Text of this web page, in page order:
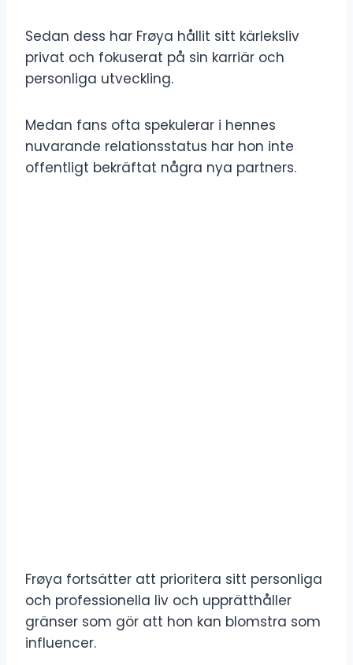
Sedan dess har Frøya hållit sitt kärleksliv
privat och fokuserat på sin karriär och
personliga utveckling.
Medan fans ofta spekulerar i hennes
nuvarande relationsstatus har hon inte
offentligt bekräftat några nya partners.
Frøya fortsätter att prioritera sitt personliga
och professionella liv och upprätthåller
gränser som gör att hon kan blomstra som
influencer.